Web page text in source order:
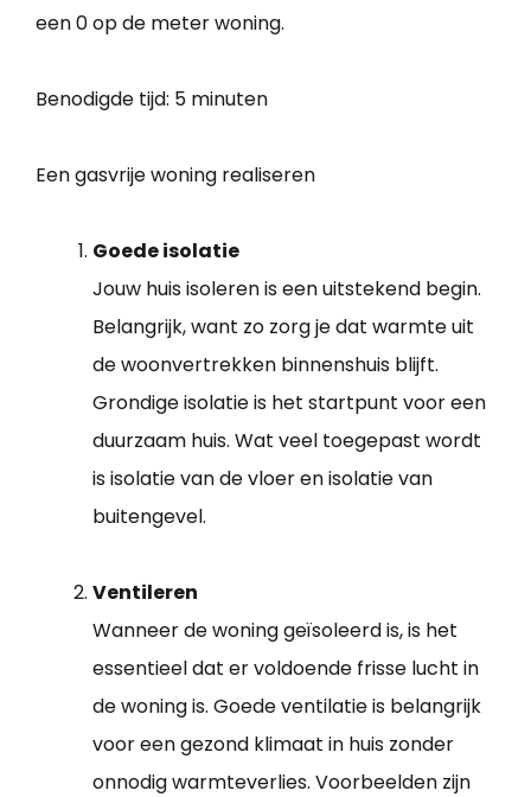
een 0 op de meter woning.
Benodigde tijd: 5 minuten
Een gasvrije woning realiseren
Goede isolatie
Jouw huis isoleren is een uitstekend begin.
Belangrijk, want zo zorg je dat warmte uit
de woonvertrekken binnenshuis blijft.
Grondige isolatie is het startpunt voor een
duurzaam huis. Wat veel toegepast wordt
is isolatie van de vloer en isolatie van
buitengevel.
Ventileren
Wanneer de woning geïsoleerd is, is het
essentieel dat er voldoende frisse lucht in
de woning is. Goede ventilatie is belangrijk
voor een gezond klimaat in huis zonder
onnodig warmteverlies. Voorbeelden zijn